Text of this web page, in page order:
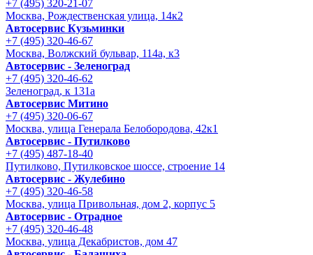
+7 (495) 320-21-07
Москва, Рождественская улица, 14к2
Автосервис Кузьминки
+7 (495) 320-46-67
Москва, Волжский бульвар, 114а, к3
Автосервис - Зеленоград
+7 (495) 320-46-62
Зеленоград, к 131а
Автосервис Митино
+7 (495) 320-06-67
Москва, улица Генерала Белобородова, 42к1
Автосервис - Путилково
+7 (495) 487-18-40
Путилково, Путилковское шоссе, строение 14
Автосервис - Жулебино
+7 (495) 320-46-58
Москва, улица Привольная, дом 2, корпус 5
Автосервис - Отрадное
+7 (495) 320-46-48
Москва, улица Декабристов, дом 47